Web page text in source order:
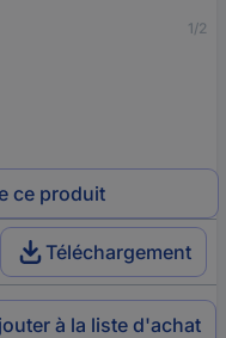
1/2
ce produit
Téléchargement
à la liste d'achat